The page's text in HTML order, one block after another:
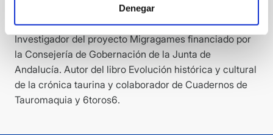
Denegar
de la Universidad de Sevilla y la Cátedra Ignacio
Sánchez Mejías de Comunicación y Tauromaquia.
Investigador del proyecto Migragames financiado por
la Consejería de Gobernación de la Junta de
Andalucía. Autor del libro Evolución histórica y cultural
de la crónica taurina y colaborador de Cuadernos de
Tauromaquia y 6toros6.